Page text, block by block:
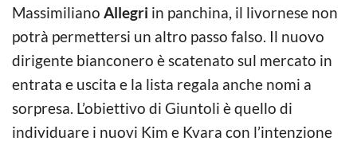
Massimiliano Allegri in panchina, il livornese non
potrà permettersi un altro passo falso. Il nuovo
dirigente bianconero è scatenato sul mercato in
entrata e uscita e la lista regala anche nomi a
sorpresa. L’obiettivo di Giuntoli è quello di
individuare i nuovi Kim e Kvara con l’intenzione